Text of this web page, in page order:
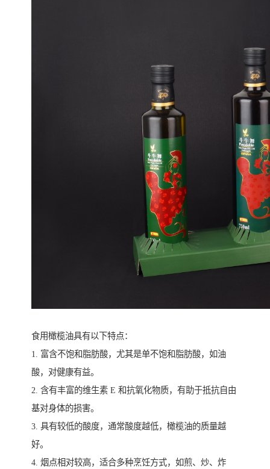
食用橄榄油具有以下特点：
1. 富含不饱和脂肪酸，尤其是单不饱和脂肪酸，如油
酸，对健康有益。
2. 含有丰富的维生素 E 和抗氧化物质，有助于抵抗自由
基对身体的损害。
3. 具有较低的酸度，通常酸度越低，橄榄油的质量越
好。
4. 烟点相对较高，适合多种烹饪方式，如煎、炒、炸